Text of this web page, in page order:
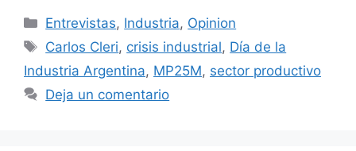
Entrevistas, Industria, Opinion
Carlos Cleri, crisis industrial, Día de la
Industria Argentina, MP25M, sector productivo
Deja un comentario